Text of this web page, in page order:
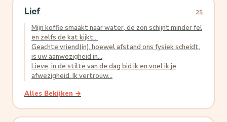
Lief 25
Mijn koffie smaakt naar water, de zon schijnt minder fel
en zelfs de kat kijkt...
Geachte vriend(in), hoewel afstand ons fysiek scheidt,
is uw aanwezigheid in...
Lieve, in de stilte van de dag bid ik en voel ik je
afwezigheid. Ik vertrouw...
Alles Bekijken →